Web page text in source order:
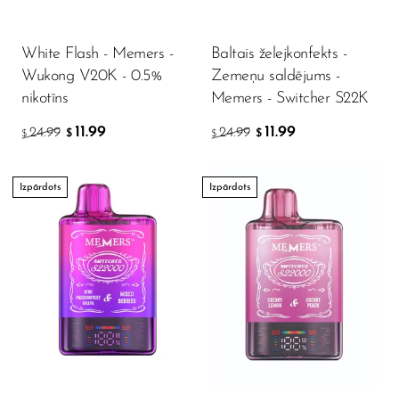
Packspod
PHUN
Pillow Talk
RifBar
REIGN BAR
ROMO
Sigelei
White Flash - Memers -
Wukong V20K - 0.5%
nikotīns
$ 24.99 $ 11.99
Baltais želejkonfekts -
Zemeņu saldējums -
Memers - Switcher S22K
$ 24.99 $ 11.99
Izpārdots Izpārdots